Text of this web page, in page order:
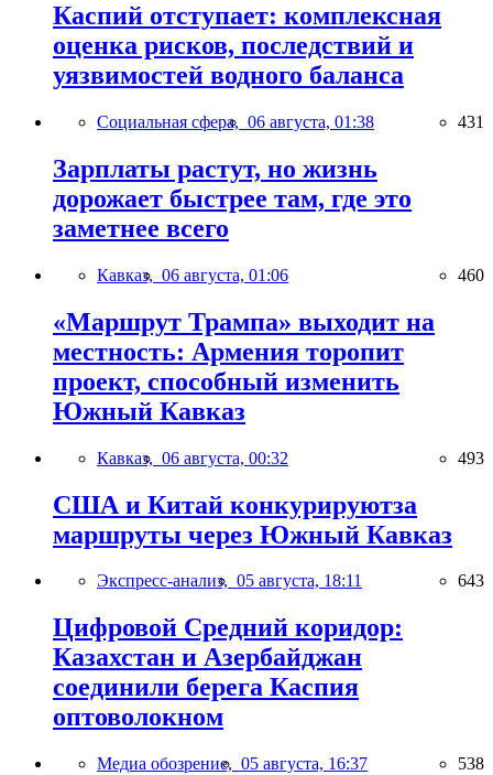
Каспий отступает: комплексная
оценка рисков, последствий и
уязвимостей водного баланса
Социальная сфера, 06 августа, 01:38 431
Зарплаты растут, но жизнь
дорожает быстрее там, где это
заметнее всего
Кавказ, 06 августа, 01:06 460
«Маршрут Трампа» выходит на
местность: Армения торопит
проект, способный изменить
Южный Кавказ
Кавказ, 06 августа, 00:32 493
США и Китай конкурируютза
маршруты через Южный Кавказ
Экспресс-анализ, 05 августа, 18:11 643
Цифровой Средний коридор:
Казахстан и Азербайджан
соединили берега Каспия
оптоволокном
Медиа обозрение, 05 августа, 16:37 538